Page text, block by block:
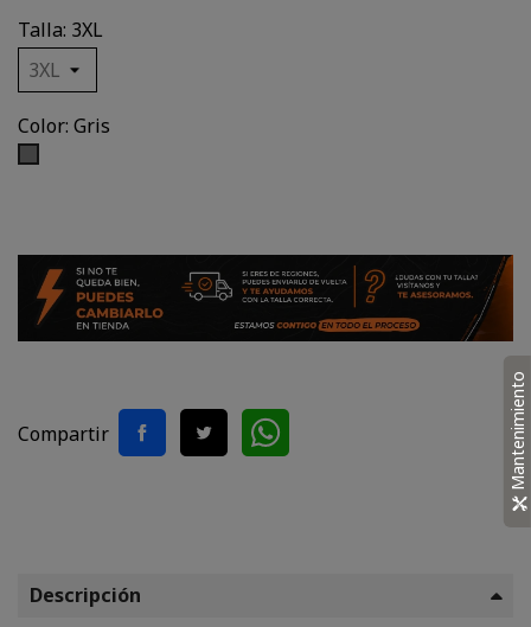
Talla: 3XL
Color: Gris
Compartir
Descripción
Mantenimiento